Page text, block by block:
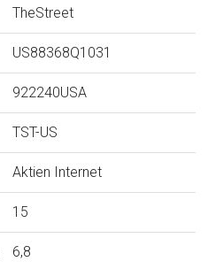
TheStreet
US88368Q1031
922240USA
TST-US
Aktien Internet
15
6,8